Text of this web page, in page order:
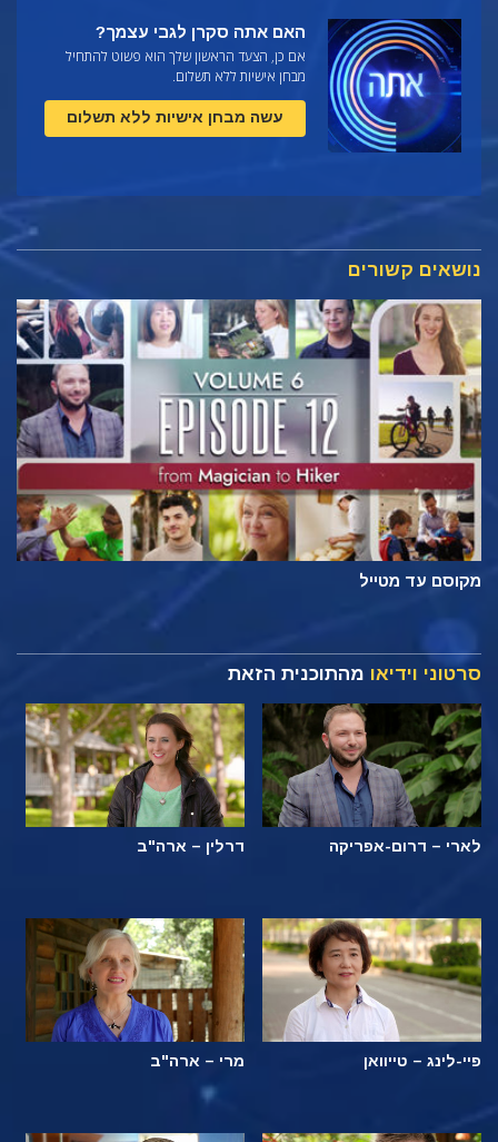
האם אתה סקרן לגבי עצמך?
אם כן, הצעד הראשון שלך הוא פשוט להתחיל
מבחן אישיות ללא תשלום.
עשה מבחן אישיות ללא תשלום
נושאים קשורים
מקוסם עד מטייל
סרטוני וידיאו מהתוכנית הזאת
לארי – דרום-אפריקה דרלין – ארה"ב
פיי-לינג – טייוואן מרי – ארה"ב